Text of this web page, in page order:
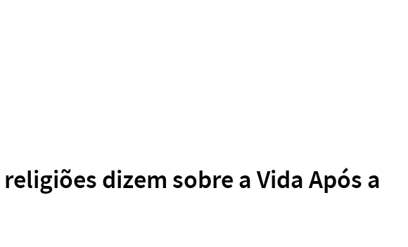
religiões dizem sobre a Vida Após a